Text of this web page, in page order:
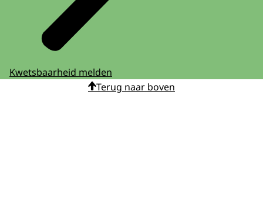
Kwetsbaarheid melden
Terug naar boven